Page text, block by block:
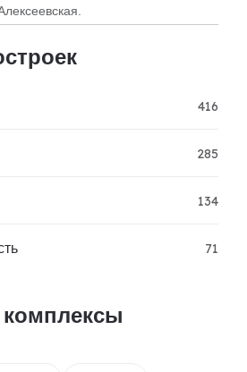
416
285
134
71